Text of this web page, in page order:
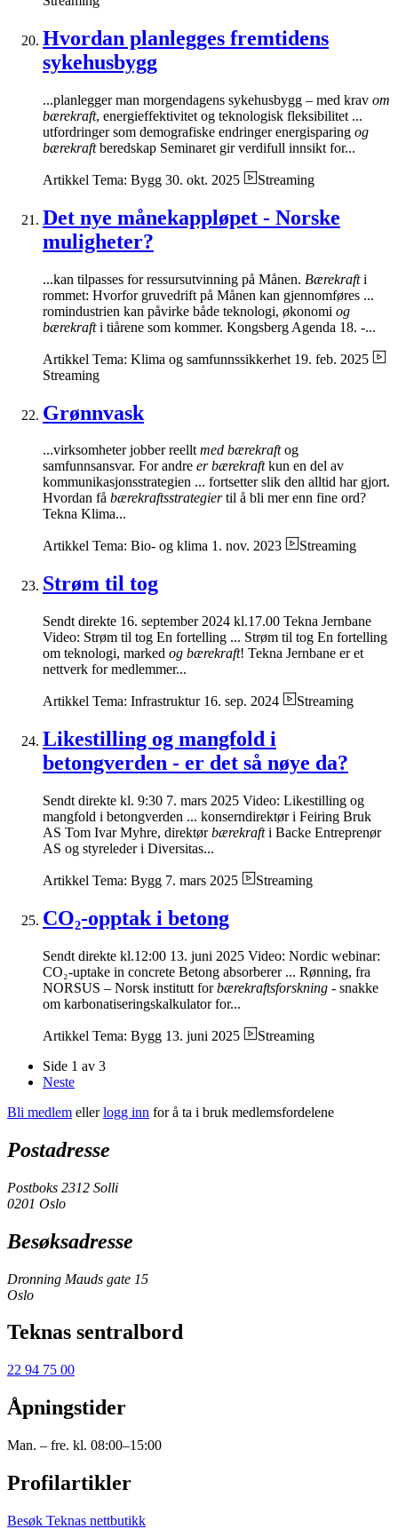
Hvordan planlegges fremtidens
sykehusbygg
...planlegger man morgendagens sykehusbygg – med krav om
bærekraft, energieffektivitet og teknologisk fleksibilitet ...
utfordringer som demografiske endringer energisparing og
bærekraftberedskap Seminaret gir verdifull innsikt for...
Artikkel Tema: Bygg 30. okt. 2025 Streaming
Det nye månekappløpet - Norske
muligheter?
...kan tilpasses for ressursutvinning på Månen. Bærekrafti
rommet: Hvorfor gruvedrift på Månen kan gjennomføres ...
romindustrien kan påvirke både teknologi, økonomi og
bærekrafti tiårene som kommer. Kongsberg Agenda 18. -...
Artikkel Tema: Klima og samfunnssikkerhet 19. feb. 2025
Streaming
Grønnvask
...virksomheter jobber reelltmed bærekraftog
samfunnsansvar. For andre er bærekraftkun en del av
kommunikasjonsstrategien ... fortsetter slik den alltid har gjort.
Hvordan få bærekraftsstrategiertil å bli mer enn fine ord?
Tekna Klima...
Artikkel Tema: Bio- og klima 1. nov. 2023 Streaming
Strøm til tog
Sendt direkte 16. september 2024 kl.17.00 Tekna Jernbane
Video: Strøm til tog En fortelling ... Strøm til tog En fortelling
om teknologi, marked og bærekraft! Tekna Jernbane er et
nettverk for medlemmer...
Artikkel Tema: Infrastruktur 16. sep. 2024 Streaming
Likestilling og mangfold i
betongverden - er det så nøye da?
Sendt direkte kl. 9:30 7. mars 2025 Video: Likestilling og
mangfold i betongverden ... konserndirektør i Feiring Bruk
AS Tom Ivar Myhre, direktørbærekrafti Backe Entreprenør
AS og styreleder i Diversitas...
Artikkel Tema: Bygg 7. mars 2025 Streaming
CO₂-opptak i betong
Sendt direkte kl.12:00 13. juni 2025 Video: Nordic webinar:
CO₂-uptake in concrete Betong absorberer ... Rønning, fra
NORSUS – Norsk institutt forbærekraftsforskning - snakke
om karbonatiseringskalkulator for...
Artikkel Tema: Bygg 13. juni 2025
Streaming
Side 1 av 3
Neste
Bli medlem ellerlogg inn for å ta i bruk medlemsfordelene
Postadresse
Postboks 2312 Solli
0201 Oslo
Besøksadresse
Dronning Mauds gate 15
Oslo
Teknas sentralbord
22 94 75 00
Åpningstider
Man. – fre. kl. 08:00–15:00
Profilartikler
Besøk Teknas nettbutikk